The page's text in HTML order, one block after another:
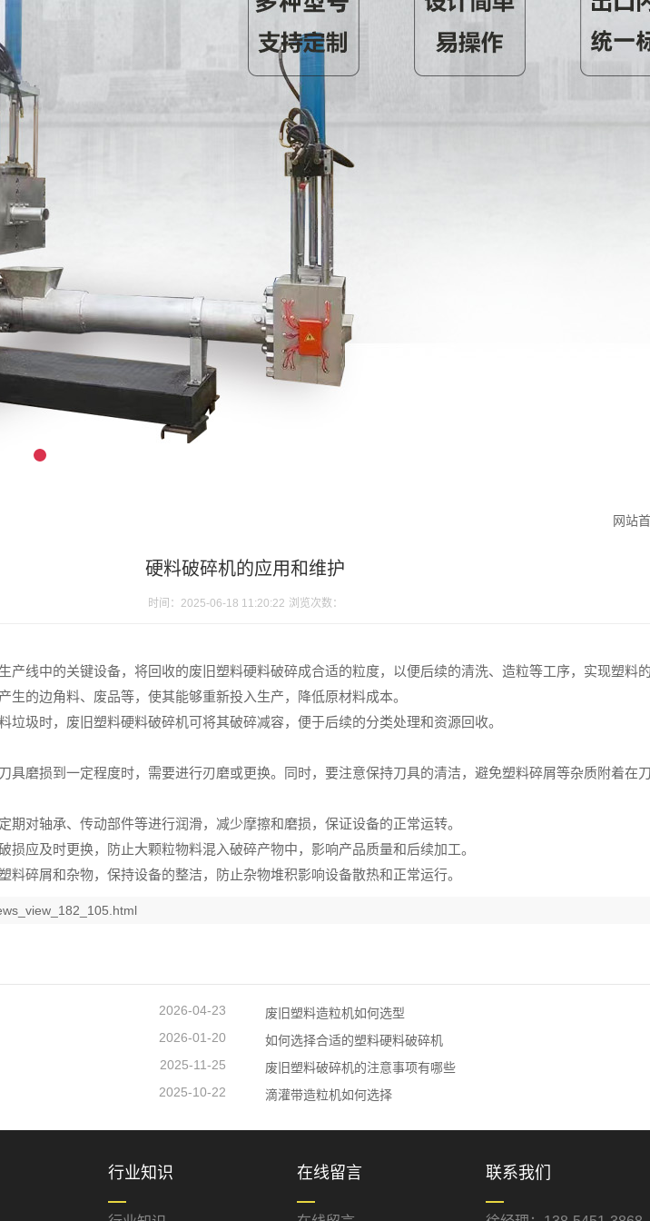
网站
硬料破碎机的应用和维护
时间：2025-06-18 11:20:22 浏览次数：
产线中的关键设备，将回收的废旧塑料硬料破碎成合适的粒度，以便后续的清洗、造粒等工序，实现塑料
生的边角料、废品等，使其能够重新投入生产，降低原材料成本。
垃圾时，废旧塑料硬料破碎机可将其破碎减容，便于后续的分类处理和资源回收。
具磨损到一定程度时，需要进行刃磨或更换。同时，要注意保持刀具的清洁，避免塑料碎屑等杂质附着在
期对轴承、传动部件等进行润滑，减少摩擦和磨损，保证设备的正常运转。
损应及时更换，防止大颗粒物料混入破碎产物中，影响产品质量和后续加工。
料碎屑和杂物，保持设备的整洁，防止杂物堆积影响设备散热和正常运行。
2026-04-23
废旧塑料造粒机如何选型
2026-01-20
如何选择合适的塑料硬料破碎机
2025-11-25
废旧塑料破碎机的注意事项有哪些
2025-10-22 滴灌带造粒机如何选择
行业知识 在线留言 联系我们